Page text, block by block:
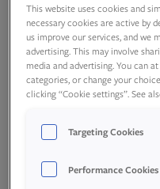
165 gsammalt
This website uses cookies and
necessary cookies are active by
us improve our services, and we
advertising. This may involve
media and advertising. You can
categories, or change your
clicking “Cookie settings”. See
Targeting Cookies
Performance Cookies